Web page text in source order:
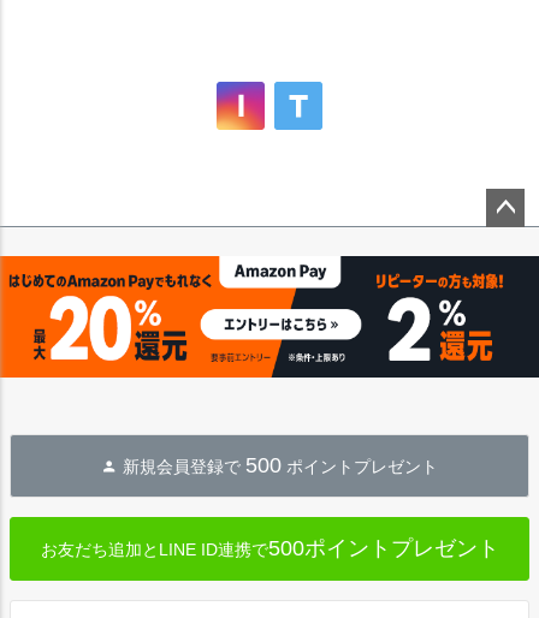
ップ
新規会員登録で 500 ポイントプレゼント
お友だち追加とLINE ID連携で500ポイントプレゼント